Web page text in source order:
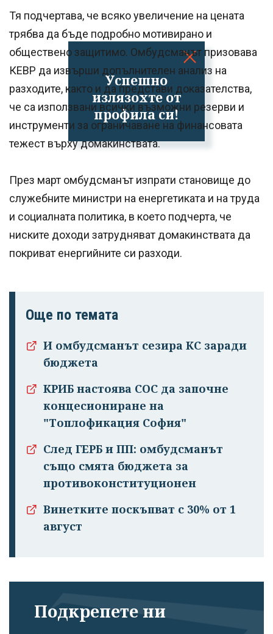
Успешно
излязохте от
профила си!
Тя подчертава, че всяко увеличение на цената
трябва да бъде подробно мотивирано и
обществено защитимо. Омбудсманът призовава
КЕВР да извърши допълнителен анализ на
разходите, както и да представи доказателства,
че са използвани всички възможни резерви и
инструменти за ограничаване на финансовата
тежест върху домакинствата.
През март омбудсманът изпрати становище до
служебните министри на енергетиката и на труда
и социалната политика, в което подчерта, че
ниските доходи затрудняват домакинствата да
покриват енергийните си разходи.
Още по темата
И омбудсманът сезира КС заради
бюджета
КРИБ настоява СОС да започне
концесиониране на
"Топлофикация София"
След ГЕРБ и ПП: омбудсманът
също смята бюджета за
противоконституционен
Винетките поскъпват с 30% от 1
август
Подкрепете ни